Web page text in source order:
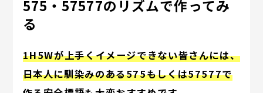
575・57577のリズムで作ってみ
る
1H5Wが上手くイメージできない皆さんには、
日本人に馴染みのある575もしくは57577で